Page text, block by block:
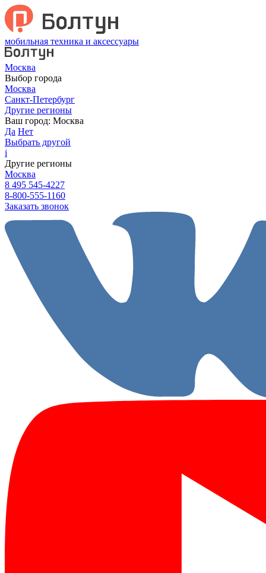
мобильная техника и аксессуары
Москва
Выбор города
Москва
Санкт-Петербург
Другие регионы
Ваш город: Москва
Да Нет
Выбрать другой
i
Другие регионы
Москва
8 495 545-4227
8-800-555-1160
Заказать звонок